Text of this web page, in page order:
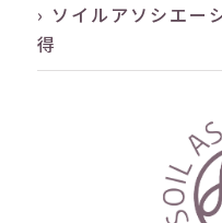
› ソイルアソシエー
得